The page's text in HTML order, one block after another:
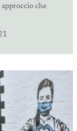
approccio che